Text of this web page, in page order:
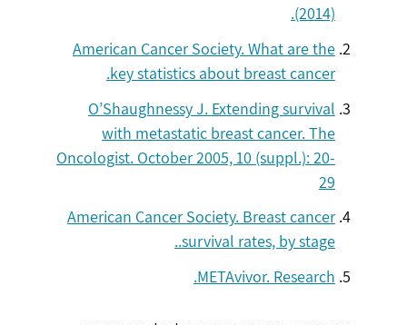
(2014).
American Cancer Society. What are the
key statistics about breast cancer.
O’Shaughnessy J. Extending survival
with metastatic breast cancer. The
Oncologist. October 2005, 10 (suppl.): 20-
29
American Cancer Society. Breast cancer
survival rates, by stage..
METAvivor. Research.